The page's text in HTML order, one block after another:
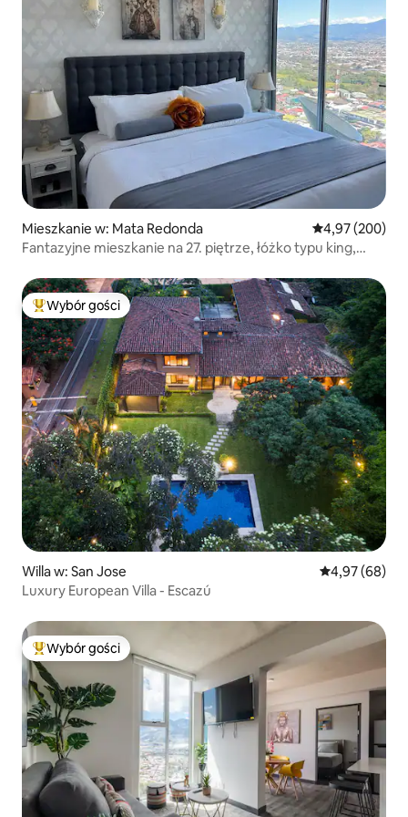
Mieszkanie w: Mata Redonda Średnia
4,97 (200)
Fantazyjne mieszkanie na 27. piętrze, łóżko typu king,
Najpopularniejsze z kategorii Wybór gości
Wybór gości
Willa w: San Jose Średnia
4,97 (68)
Luxury European Villa - Escazú
Najpopularniejsze z kategorii Wybór gości
Wybór gości